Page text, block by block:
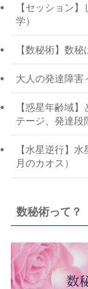
【セッション
学）
【数秘術】数
大人の発達障害
【惑星年齢域
テージ、発達段
【水星逆行】
月のカオス）
数秘術って？